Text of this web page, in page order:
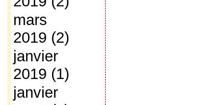
mars
2019 (2)
janvier
2019 (1)
janvier